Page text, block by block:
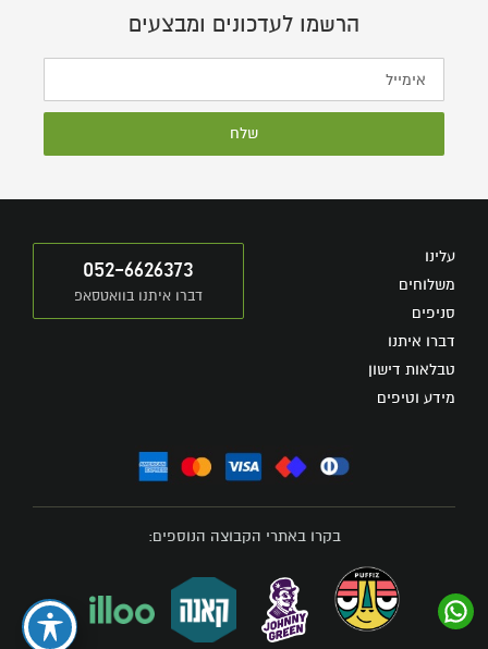
הרשמו לעדכונים ומבצעים
שלח
עלינו
משלוחים
סניפים
דברו איתנו
טבלאות דישון
מידע וטיפים
052-6626373
דברו איתנו בוואטסאפ
בקרו באתרי הקבוצה הנוספים: